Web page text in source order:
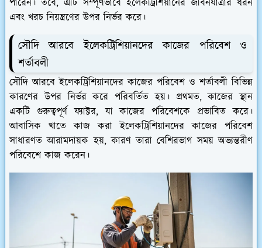
পারেন। তবে, এটি সম্পূর্ণভাবে ইলেকট্রিশিয়ানের জীবনযাত্রার ধরন
এবং খরচ নিয়ন্ত্রণের উপর নির্ভর করে।
সৌদি আরবে ইলেকট্রিশিয়ানদের কাজের পরিবেশ ও
শর্তাবলী
সৌদি আরবে ইলেকট্রিশিয়ানদের কাজের পরিবেশ ও শর্তাবলী বিভিন্ন
কারণের উপর নির্ভর করে পরিবর্তিত হয়। প্রথমত, কাজের স্থান
একটি গুরুত্বপূর্ণ ফ্যাক্টর, যা কাজের পরিবেশকে প্রভাবিত করে।
আবাসিক খাতে কাজ করা ইলেকট্রিশিয়ানদের কাজের পরিবেশ
সাধারণত আরামদায়ক হয়, কারণ তারা বেশিরভাগ সময় অভ্যন্তরীণ
পরিবেশে কাজ করেন।